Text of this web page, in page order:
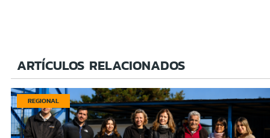
ARTÍCULOS RELACIONADOS
REGIONAL